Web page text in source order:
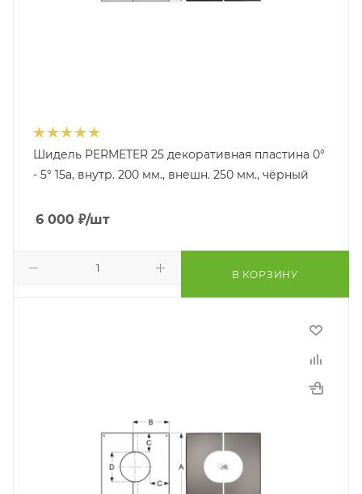
Шидель PERMETER 25 декоративная пластина 0°
- 5° 15a, внутр. 200 мм., внешн. 250 мм., чёрный
6 000 ₽/шт
В КОРЗИНУ